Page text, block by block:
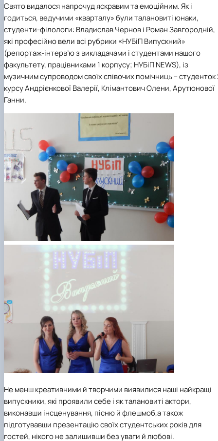
Свято видалося напрочуд яскравим та емоційним. Як і
годиться, ведучими «кварталу» були талановиті юнаки,
студенти-філологи: Владислав Чернов і Роман Завгородній,
які професійно вели всі рубрики «НУБіП Випускний»
(репортаж-інтерв’ю з викладачами і студентами нашого
факультету, працівниками 1 корпусу; НУБіПNEWS), із
музичним супроводом своїх співочих помічниць – студенток
курсу Андрієнкової Валерії, Клімантович Олени, Арутюнової
Ганни.
Не менш креативними й творчими виявилися наші найкращі
випускники, які проявили себе і як талановиті актори,
виконавши інсценування, пісню й флешмоб,а також
підготувавши презентацію своїх студентських років для
гостей, нікого не залишивши без уваги й любові.